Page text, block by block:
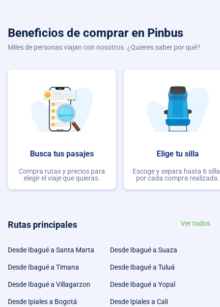
Beneficios de comprar en Pinbus
Miles de personas viajan con nosotros. ¿Quieres saber por qué?
Busca tus pasajes
Compra rutas y precios para
elegir el viaje que quieras.
Elige tu silla
Escoge y separa hasta 6
por cada compra realizada.
Rutas principales Ver todos
Desde Ibagué a Santa Marta Desde Ibagué a Suaza
Desde Ibagué a Timana Desde Ibagué a Tuluá
Desde Ibagué a Villagarzon Desde Ibagué a Yopal
Desde Ipiales a Bogotá Desde Ipiales a Cali